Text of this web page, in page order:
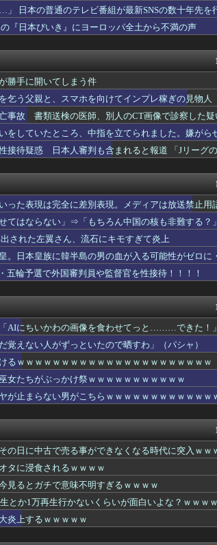
もの「自育」を育むイベント「諸福ジ...
フ
人がホーム開幕戦の試合前にサポ...
ド
ドリンクやゼリー飲料持参も [...
ｗｗｗｗ
な
広島カープ 延長11...
ぱいが溢れそうｗｗｗwｗｗｗ...
サヨナラホームラン！De...
な
を迎えた
べ
体で登場するらしい
ス
在」ってなった作品ｗｗｗ
ア
ｗｗｗｗｗｗｗｗ
な
もそれを感じてるので最低限しか会っ...
衝
翌週「○○に行ったけど、買えな...
～」と言い、働かざる者は食うべから...
鬼
交通量が多く右折→線路を曲がると、...
衝
か通った事がない私。それでも中学...
衝
ｗｗｗｗｗｗｗｗｗ
な
ーでホームラン連発！【MLB】
、なぜかグロいｗｗｗｗｗ
【
意味不明すぎるｗｗｗｗ
わ
死亡 フィジー出身の26歳
ラ
ルの方が良くね？
模様wwwww
キ
ｗｗｗｗｗｗｗｗｗ
な
木坂46】
ちに両足が動かなくなり入院すると…...
U-
た若者に囲まれた。とっさの一言が予...
鬼
るためにご当地グルメとか観光名所と...
めて入れようとしてたが、全部入りき...
衝
か
サ
ックに医学的に詰められてガチ切れｗ...
ス
哲
子を元気づけようよ！」←これ♡♡♡
で千葉を圧倒しホーム開幕戦...
ド
と思う
ホ
日本の普通のテレビ番組が最新SNSの数十年先を
『日本びいき』にヨーロッパ全土から不満の声
勝手に開いてしまう件
乞う父親と、スマホを向けてインプレ稼ぎの見物人
亡事故 書類送検の医師、別人のCT画像で診察した
をしていたところ、中指を立てられました。嫌がら
接待疑惑 日本人審判も含まれると報道 「Jリーグ
った表現は完全に差別表現。メディアは放送禁止用
てはならない」⇒「もちろん中国の核も非難する？
された左翼さん、流石にキモすぎて炎上
。日本皇族に韓半島の男の血が入る可能性がゼロに
五輪予選で外国審判員や監督官を性接待！！！！
AIにちいかわの画像を食わせてっと………できた！」
覚えない人がずっといたので晒すわ」（パシャ）
るｗｗｗｗｗｗｗｗｗｗｗｗｗｗｗｗｗｗｗｗｗｗ
女たちがぶっかけ祭ｗｗｗｗｗｗｗｗｗｗｗ
が止まらない男がこちらｗｗｗｗｗｗｗｗｗｗｗｗ
の日に中古で売る事ができなくなる時代に突入ｗｗ
タに浸食されるｗｗｗｗ
見るとガチで意味不明すぎるｗｗｗｗ
とか1万再生行かないくらいが面白いよな？ｗｗｗｗ
炎上するｗｗｗｗｗ